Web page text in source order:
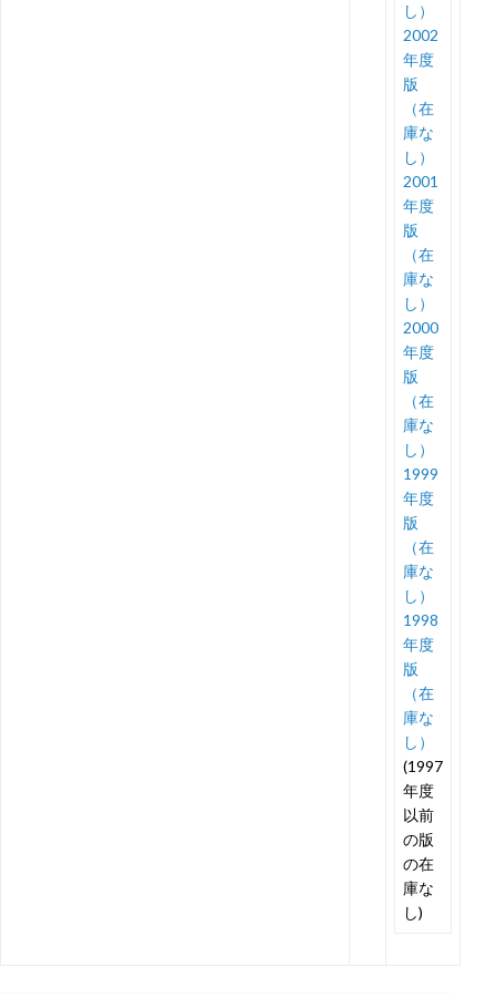
し）
2002
年度
版
（在
庫な
し）
2001
年度
版
（在
庫な
し）
2000
年度
版
（在
庫な
し）
1999
年度
版
（在
庫な
し）
1998
年度
版
（在
庫な
し）
(1997
年度
以前
の版
の在
庫な
し)